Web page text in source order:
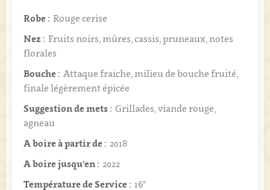
Robe : Rouge cerise
Nez : Fruits noirs, mûres, cassis, pruneaux, notes
florales
Bouche : Attaque fraiche, milieu de bouche fruité,
finale légèrement épicée
Suggestion de mets : Grillades, viande rouge,
agneau
A boire à partir de : 2018
A boire jusqu'en : 2022
Température de Service : 16°